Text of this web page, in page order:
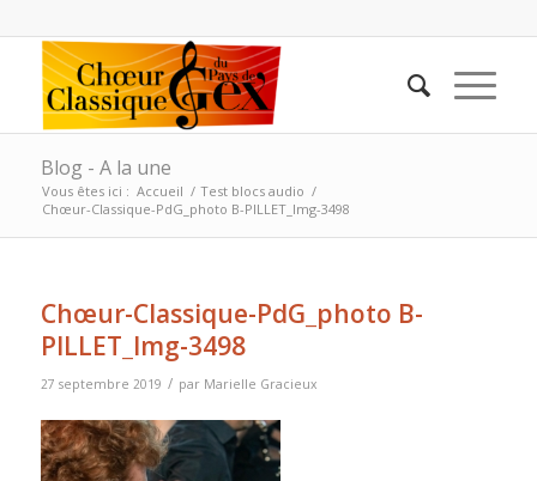
Blog - A la une
Vous êtes ici : Accueil / Test blocs audio /
Chœur-Classique-PdG_photo B-PILLET_Img-3498
Chœur-Classique-PdG_photo B-
PILLET_Img-3498
27 septembre 2019 / par Marielle Gracieux